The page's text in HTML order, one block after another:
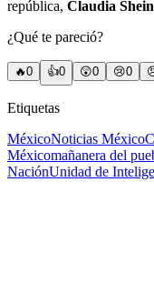
república, Claudia
¿Qué te pareció?
🔥0 👍0 😲0 😢0
Etiquetas
MéxicoNoticias México
Méxicomañanera del
NaciónUnidad de